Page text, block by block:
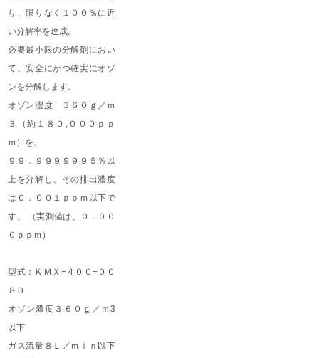
り、限りなく１００％に近
い分解率を達成。
必要最小限の分解剤におい
て、安全にかつ確実にオゾ
ンを分解します。
オゾン濃度 ３６０ｇ／ｍ
３（約１８０,０００ｐｐ
ｍ）を、
９９．９９９９９９５％以
上を分解し、その排出濃度
は０．００１ｐｐｍ以下で
す。 （実測値は、０．００
０ｐｐｍ）
型式：ＫＭＸ−４００−００
８Ｄ
オゾン濃度３６０ｇ／ｍ3
以下
ガス流量８Ｌ／ｍｉｎ以下